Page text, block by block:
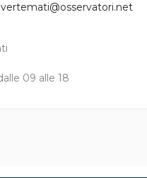
09 alle 18